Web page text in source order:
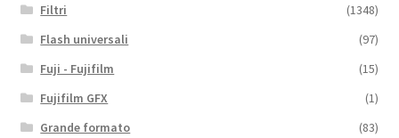
Filtri
(1348)
Flash universali
(97)
Fuji - Fujifilm
(15)
Fujifilm GFX
(1)
Grande formato
(83)